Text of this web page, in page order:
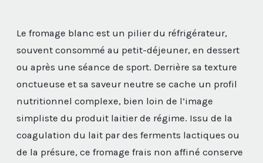
Le fromage blanc est un pilier du réfrigérateur,
souvent consommé au petit-déjeuner, en dessert
ou après une séance de sport. Derrière sa texture
onctueuse et sa saveur neutre se cache un profil
nutritionnel complexe, bien loin de l’image
simpliste du produit laitier de régime. Issu de la
coagulation du lait par des ferments lactiques ou
de la présure, ce fromage frais non affiné conserve